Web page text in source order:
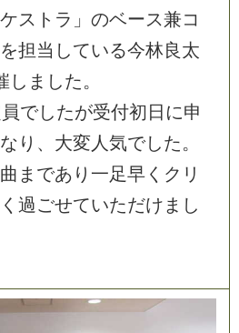
ケス ト ラ 」 のベース兼コ
を担当 している今林良太
し ま した。
員でしたが受付初 日 に申
な り 、 大変人気でした。
曲 ま であ り 一足早 く ク リ
く 過ごせていただけ ま し